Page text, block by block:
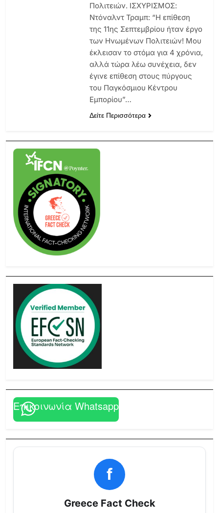
Πολιτειών. ΙΣΧΥΡΙΣΜΟΣ:
Ντόναλντ Τραμπ: “Η επίθεση
της 11ης Σεπτεμβρίου ήταν έργο
των Ηνωμένων Πολιτειών! Μου
έκλεισαν το στόμα για 4 χρόνια,
αλλά τώρα λέω συνέχεια, δεν
έγινε επίθεση στους πύργους
του Παγκόσμιου Κέντρου
Εμπορίου”…
Δείτε Περισσότερα
Επικοινωνία Whatsapp
f
Greece Fact Check